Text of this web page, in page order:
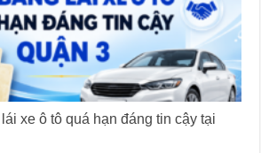
xe ô tô quá hạn đáng tin cậy tại